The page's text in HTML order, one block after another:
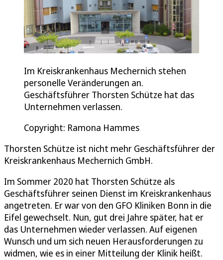
Im Kreiskrankenhaus Mechernich stehen
personelle Veränderungen an.
Geschäftsführer Thorsten Schütze hat das
Unternehmen verlassen.
Copyright: Ramona Hammes
Thorsten Schütze ist nicht mehr Geschäftsführer der
Kreiskrankenhaus Mechernich GmbH.
Im Sommer 2020 hat Thorsten Schütze als
Geschäftsführer seinen Dienst im Kreiskrankenhaus
angetreten. Er war von den GFO Kliniken Bonn in die
Eifel gewechselt. Nun, gut drei Jahre später, hat er
das Unternehmen wieder verlassen. Auf eigenen
Wunsch und um sich neuen Herausforderungen zu
widmen, wie es in einer Mitteilung der Klinik heißt.